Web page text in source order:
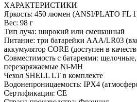
ХАРАКТЕРИСТИКИ
Яркость: 450 люмен (ANSI/PLATO FL
Вес: 98 г
Тип луча: широкий или смешанный
Питание: три батарейки AAA/LR03
аккумулятор CORE (доступен в
Совместимость с батареями:
перезаряжаемые Ni-MH
Чехол SHELL LT в комплекте
Водонепроницаемость: IPX4
Сертификация: CE